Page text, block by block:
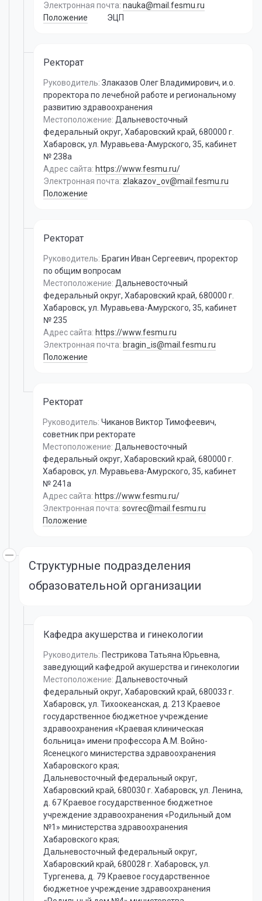
Электронная почта: nauka@mail.fesmu.ru
Положение
ЭЦП
Ректорат
Руководитель: Злаказов Олег Владимирович, и.о.
проректора по лечебной работе и региональному
развитию здравоохранения
Местоположение: Дальневосточный
федеральный округ, Хабаровский край, 680000 г.
Хабаровск, ул. Муравьева-Амурского, 35, кабинет
№ 238а
Адрес сайта: https://www.fesmu.ru/
Электронная почта: zlakazov_ov@mail.fesmu.ru
Положение
Ректорат
Руководитель: Брагин Иван Сергеевич, проректор
по общим вопросам
Местоположение: Дальневосточный
федеральный округ, Хабаровский край, 680000 г.
Хабаровск, ул. Муравьева-Амурского, 35, кабинет
№ 235
Адрес сайта: https://www.fesmu.ru
Электронная почта: bragin_is@mail.fesmu.ru
Положение
Ректорат
Руководитель: Чиканов Виктор Тимофеевич,
советник при ректорате
Местоположение: Дальневосточный
федеральный округ, Хабаровский край, 680000 г.
Хабаровск, ул. Муравьева-Амурского, 35, кабинет
№ 241а
Адрес сайта: https://www.fesmu.ru/
Электронная почта: sovrec@mail.fesmu.ru
Положение
Структурные подразделения
образовательной организации
Кафедра акушерства и гинекологии
Руководитель: Пестрикова Татьяна Юрьевна,
заведующий кафедрой акушерства и гинекологии
Местоположение: Дальневосточный
федеральный округ, Хабаровский край, 680033 г.
Хабаровск, ул. Тихоокеанская, д. 213 Краевое
государственное бюджетное учреждение
здравоохранения «Краевая клиническая
больница» имени профессора А.М. Войно-
Ясенецкого министерства здравоохранения
Хабаровского края;
Дальневосточный федеральный округ,
Хабаровский край, 680030 г. Хабаровск, ул. Ленина,
д. 67 Краевое государственное бюджетное
учреждение здравоохранения «Родильный дом
№1» министерства здравоохранения
Хабаровского края;
Дальневосточный федеральный округ,
Хабаровский край, 680028 г. Хабаровск, ул.
Тургенева, д. 79 Краевое государственное
бюджетное учреждение здравоохранения